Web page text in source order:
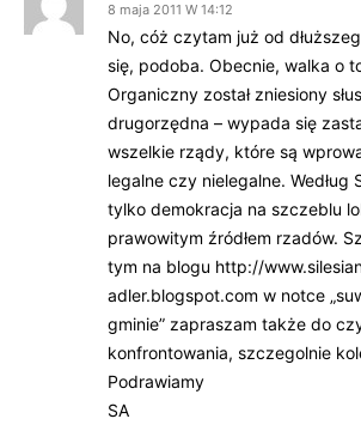
8 maja 2011 W 14:12
No, cóż czytam już od
się, podoba. Obecnie, walka o
Organiczny został zniesiony
drugorzędna – wypada się
wszelkie rządy, które są
legalne czy nielegalne. Według
tylko demokracja na szczeblu
prawowitym źródłem rzadów.
tym na blogu http://
adler.blogspot.com w notce
gminie” zapraszam także do
konfrontowania, szczegolnie
Podrawiamy
SA